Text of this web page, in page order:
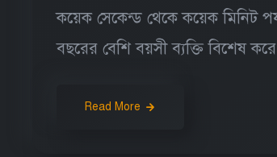
কয়েক সেকেন্ড থেকে কয়েক মিনিট
বছরের বেশি বয়সী ব্যক্তি বিশেষ
Read More